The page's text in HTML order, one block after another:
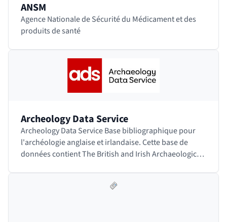
ANSM
Agence Nationale de Sécurité du Médicament et des
produits de santé
Archeology Data Service
Archeology Data Service Base bibliographique pour
l'archéologie anglaise et irlandaise. Cette base de
données contient The British and Irish Archaeological